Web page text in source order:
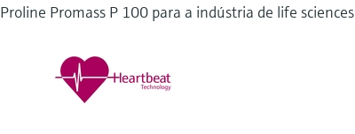
Proline Promass P 100 para a indústria de life sciences